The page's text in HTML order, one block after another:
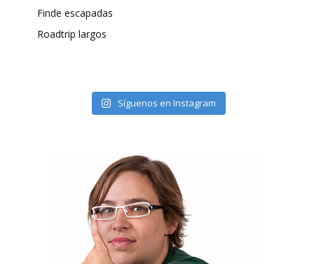
Finde escapadas
Roadtrip largos
Síguenos en Instagram